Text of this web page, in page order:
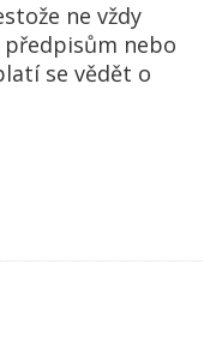
ne vždy
nebo
se vědět o